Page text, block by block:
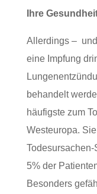
Ihre
Allerdings –
eine Impfung
behandelt
häufigste zum
Westeuropa.
5% der
Besonders